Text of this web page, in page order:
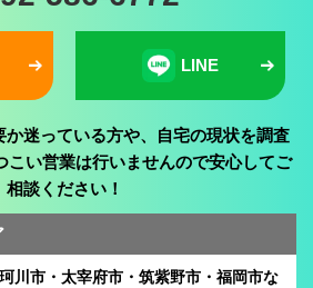
LINE
迷っている方や、自宅の現状を調査
こい営業は行いませんので安心してご
相談ください！
川市・太宰府市・筑紫野市・福岡市な